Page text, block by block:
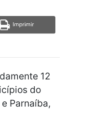
12
do
Parnaíba,